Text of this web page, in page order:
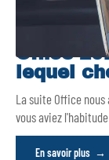
Office
lequel
La suite Office
vous aviez
En savoir plus